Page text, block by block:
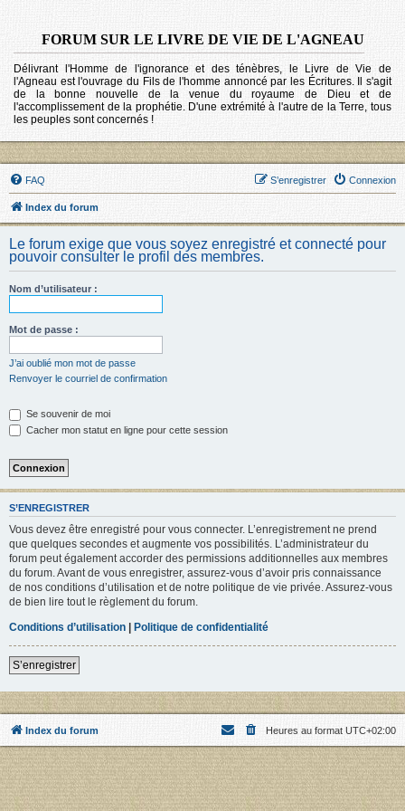
FORUM SUR LE LIVRE DE VIE DE L'AGNEAU
Délivrant l'Homme de l'ignorance et des ténèbres, le Livre de Vie de
l'Agneau est l'ouvrage du Fils de l'homme annoncé par les Écritures. Il s'agit
de la bonne nouvelle de la venue du royaume de Dieu et de
l'accomplissement de la prophétie. D'une extrémité à l'autre de la Terre, tous
les peuples sont concernés !
FAQ Connexion
S’enregistrer
Index du forum
Le forum exige que vous soyez enregistré et connecté pour
pouvoir consulter le profil des membres.
Nom d’utilisateur :
Mot de passe :
J’ai oublié mon mot de passe
Renvoyer le courriel de confirmation
Se souvenir de moi
Cacher mon statut en ligne pour cette session
S’ENREGISTRER
Vous devez être enregistré pour vous connecter. L’enregistrement ne prend
que quelques secondes et augmente vos possibilités. L’administrateur du
forum peut également accorder des permissions additionnelles aux membres
du forum. Avant de vous enregistrer, assurez-vous d’avoir pris connaissance
de nos conditions d’utilisation et de notre politique de vie privée. Assurez-vous
de bien lire tout le règlement du forum.
Conditions d’utilisation | Politique de confidentialité
S’enregistrer
Index du forum Heures au format UTC+02:00